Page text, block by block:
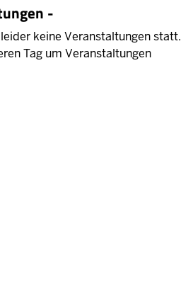
-
keine Veranstaltungen statt.
Tag um Veranstaltungen